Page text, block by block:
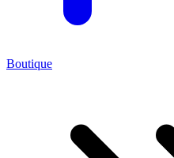
Boutique